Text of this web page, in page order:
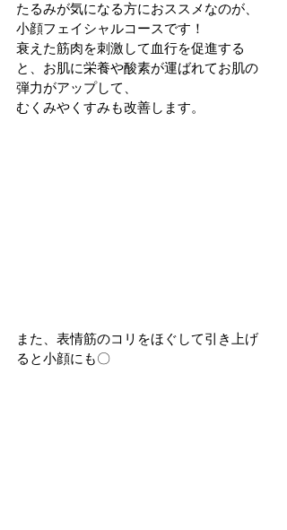
たるみが気になる方におススメなのが、
小顔フェイシャルコースです！
衰えた筋肉を刺激して血行を促進する
と、お肌に栄養や酸素が運ばれてお肌の
弾力がアップして、
むくみやくすみも改善します。
また、表情筋のコリをほぐして引き上げ
ると小顔にも〇